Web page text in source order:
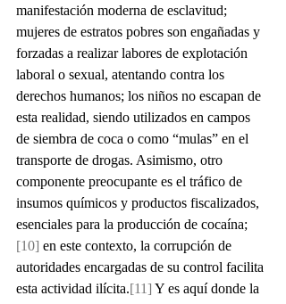
manifestación moderna de esclavitud;
mujeres de estratos pobres son engañadas y
forzadas a realizar labores de explotación
laboral o sexual, atentando contra los
derechos humanos; los niños no escapan de
esta realidad, siendo utilizados en campos
de siembra de coca o como “mulas” en el
transporte de drogas. Asimismo, otro
componente preocupante es el tráfico de
insumos químicos y productos fiscalizados,
esenciales para la producción de cocaína;
[10] en este contexto, la corrupción de
autoridades encargadas de su control facilita
esta actividad ilícita.[11] Y es aquí donde la